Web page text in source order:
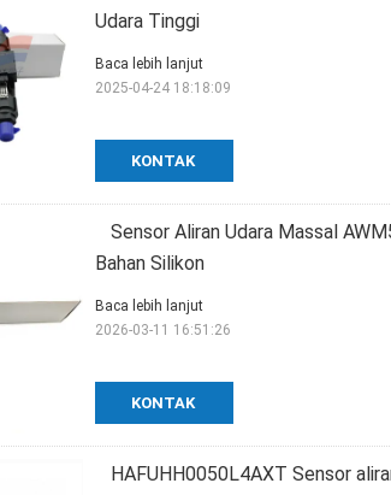
Udara Tinggi
KONTAK
Baca lebih lanjut
2025-04-24 18:18:09
Sensor Aliran Udara Massal
Bahan Silikon
KONTAK
Baca lebih lanjut
2026-03-11 16:51:26
HAFUHH0050L4AXT Sensor